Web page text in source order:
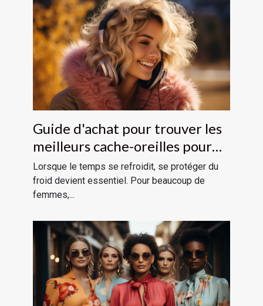
Guide d'achat pour trouver les
meilleurs cache-oreilles pour
femmes
Lorsque le temps se refroidit, se protéger du
froid devient essentiel. Pour beaucoup de
femmes,...